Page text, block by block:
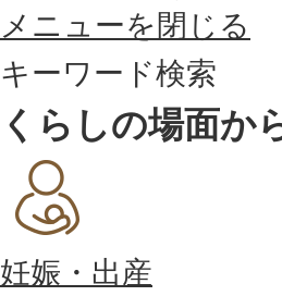
メニューを閉じる
キーワード検索
くらしの場面か
妊娠・出産